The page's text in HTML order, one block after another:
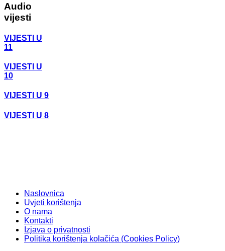
Audio
vijesti
VIJESTI U
11
VIJESTI U
10
VIJESTI U 9
VIJESTI U 8
Naslovnica
Uvjeti korištenja
O nama
Kontakti
Izjava o privatnosti
Politika korištenja kolačića (Cookies Policy)